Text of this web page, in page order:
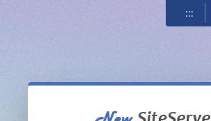
:::